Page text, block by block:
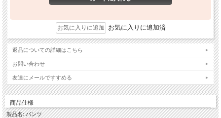
お気に入りに追加済
返品についての詳細はこちら
お問い合わせ
友達にメールですすめる
商品仕様
製品名: パンツ